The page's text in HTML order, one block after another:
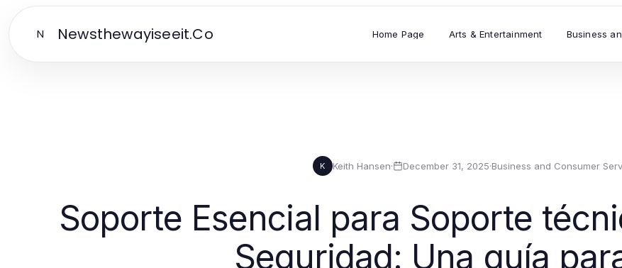
N Newsthewayiseeit.Co Home Page Arts & Entertainment Business
K Keith Hansen· December 31, 2025·Business and Consumer
Soporte Esencial para Soporte
Seguridad: Una guía